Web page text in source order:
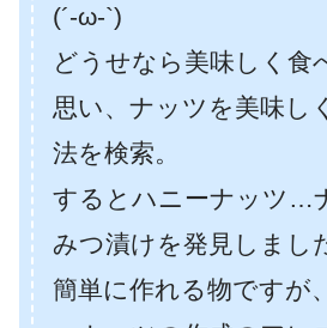
(´-ω-`)
どうせなら美味しく食
思い、ナッツを美味し
法を検索。
するとハニーナッツ…
みつ漬けを発見しまし
簡単に作れる物ですが